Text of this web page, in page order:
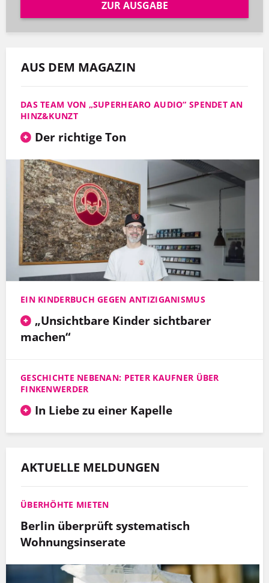
ZUR AUSGABE
AUS DEM MAGAZIN
DAS TEAM VON „SUPERHEARO AUDIO“ SPENDET AN
HINZ&KUNZT
Der richtige Ton
EIN KINDERBUCH GEGEN ANTIZIGANISMUS
„Unsichtbare Kinder sichtbarer
machen“
GESCHICHTE NEBENAN: PETER KAUFNER ÜBER
FINKENWERDER
In Liebe zu einer Kapelle
AKTUELLE MELDUNGEN
ÜBERHÖHTE MIETEN
Berlin überprüft systematisch
Wohnungsinserate